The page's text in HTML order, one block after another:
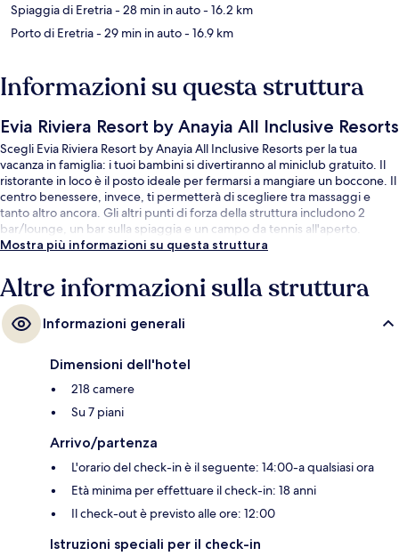
Spiaggia di Eretria- 28 min in auto- 16.2 km
Porto di Eretria- 29 min in auto- 16.9 km
Informazioni su questa struttura
Evia Riviera Resort by Anayia All Inclusive Resorts
Scegli Evia Riviera Resort by Anayia All Inclusive Resorts per la tua
vacanza in famiglia: i tuoi bambini si divertiranno al miniclub gratuito. Il
ristorante in loco è il posto ideale per fermarsi a mangiare un boccone. Il
centro benessere, invece, ti permetterà di scegliere tra massaggi e
tanto altro ancora. Gli altri punti di forza della struttura includono 2
bar/lounge, un bar sulla spiaggia e un campo da tennis all'aperto.
Mostra più informazioni su questa struttura
Altre informazioni sulla struttura
Informazioni generali
Dimensioni dell'hotel
218 camere
Su 7 piani
Arrivo/partenza
L'orario del check-in è il seguente: 14:00-a qualsiasi ora
Età minima per effettuare il check-in: 18 anni
Il check-out è previsto alle ore: 12:00
Istruzioni speciali per il check-in